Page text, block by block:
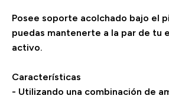
Posee soporte acolchado bajo el
puedas mantenerte a la par de tu
activo.
Características
- Utilizando una combinación de